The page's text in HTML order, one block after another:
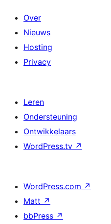
Over
Nieuws
Hosting
Privacy
Leren
Ondersteuning
Ontwikkelaars
WordPress.tv ↗
WordPress.com ↗
Matt ↗
bbPress ↗